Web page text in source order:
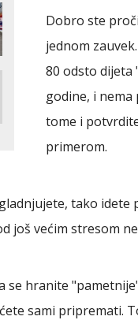
Dobro ste
jednom
80 odsto
godine, i
tome i
primerom.
tako
još većim stresom
se hranite
sami pripremati.